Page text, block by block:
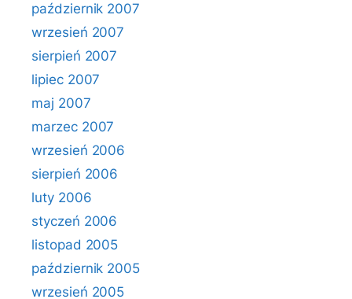
październik 2007
wrzesień 2007
sierpień 2007
lipiec 2007
maj 2007
marzec 2007
wrzesień 2006
sierpień 2006
luty 2006
styczeń 2006
listopad 2005
październik 2005
wrzesień 2005